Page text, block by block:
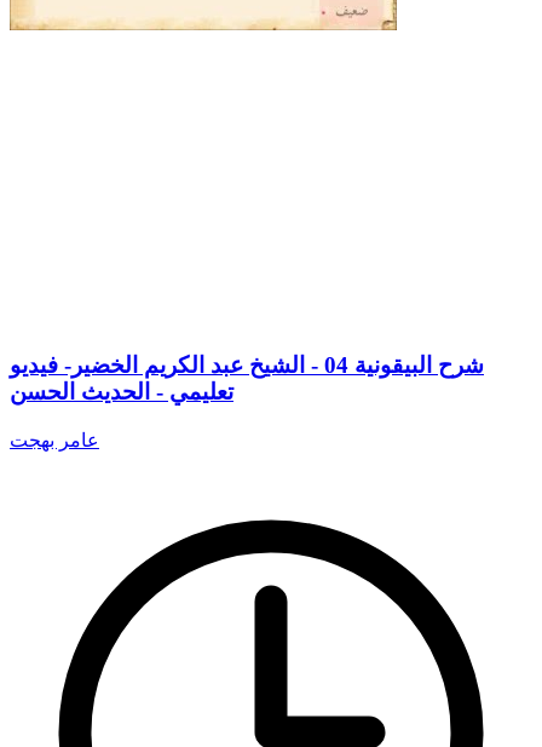
شرح البيقونية 04 - الشيخ عبد الكريم الخضير- فيديو
تعليمي - الحديث الحسن
عامر بهجت